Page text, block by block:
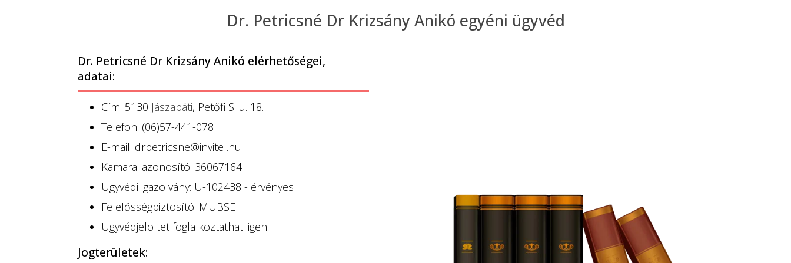
Dr. Petricsné Dr Krizsány Anikó egyéni ügyvéd
Dr. Petricsné Dr Krizsány Anikó elérhetőségei,
adatai:
Cím: 5130 Jászapáti, Petőfi S. u. 18.
Telefon: (06)57-441-078
E-mail: drpetricsne@invitel.hu
Kamarai azonosító: 36067164
Ügyvédi igazolvány: Ü-102438 - érvényes
Felelősségbiztosító: MÜBSE
Ügyvédjelöltet foglalkoztathat: igen
Jogterületek: